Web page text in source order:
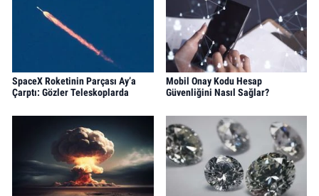
SpaceX Roketinin Parçası Ay’a
Çarptı: Gözler Teleskoplarda
Mobil Onay Kodu Hesap
Güvenliğini Nasıl Sağlar?